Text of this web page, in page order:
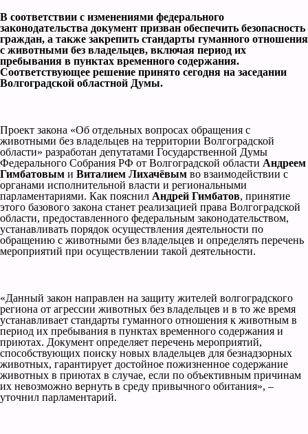
В соответствии с изменениями федерального
законодательства документ призван обеспечить безопасность
граждан, а также закрепить стандарты гуманного отношения
с животными без владельцев, включая период их
пребывания в пунктах временного содержания.
Соответствующее решение принято сегодня на заседании
Волгоградской областной Думы.
Проект закона «Об отдельных вопросах обращения с
животными без владельцев на территории Волгоградской
области» разработан депутатами Государственной Думы
Федерального Собрания РФ от Волгоградской области Андреем
Гимбатовым и Виталием Лихачёвым во взаимодействии с
органами исполнительной власти и региональными
парламентариями. Как пояснил Андрей Гимбатов, принятие
этого базового закона станет реализацией права Волгоградской
области, предоставленного федеральным законодательством,
устанавливать порядок осуществления деятельности по
обращению с животными без владельцев и определять перечень
мероприятий при осуществлении такой деятельности.
«Данный закон направлен на защиту жителей волгоградского
региона от агрессии животных без владельцев и в то же время
устанавливает стандарты гуманного отношения к животным в
период их пребывания в пунктах временного содержания и
приютах. Документ определяет перечень мероприятий,
способствующих поиску новых владельцев для безнадзорных
животных, гарантирует достойное пожизненное содержание
животных в приютах в случае, если по объективным причинам
их невозможно вернуть в среду привычного обитания», –
уточнил парламентарий.